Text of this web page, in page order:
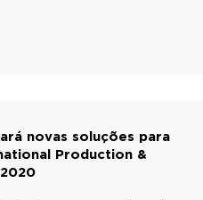
novas soluções para
Production &